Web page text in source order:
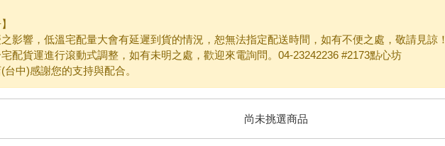
影響，低溫宅配量大會有延遲到貨的情況，恕無法指定配送時間，如有不便之處，敬請見諒！
配貨運進行滾動式調整，如有未明之處，歡迎來電詢問。04-23242236 #2173點心坊
中)感謝您的支持與配合。
尚未挑選商品